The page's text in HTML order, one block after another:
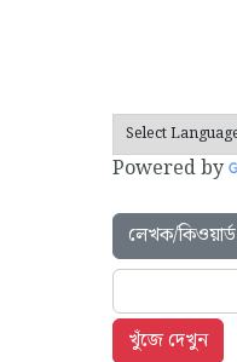
Powered by
লেখক/কিওয়ার্ড